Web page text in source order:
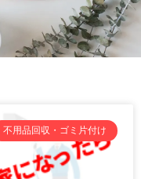
不用品回収・ゴミ片付け